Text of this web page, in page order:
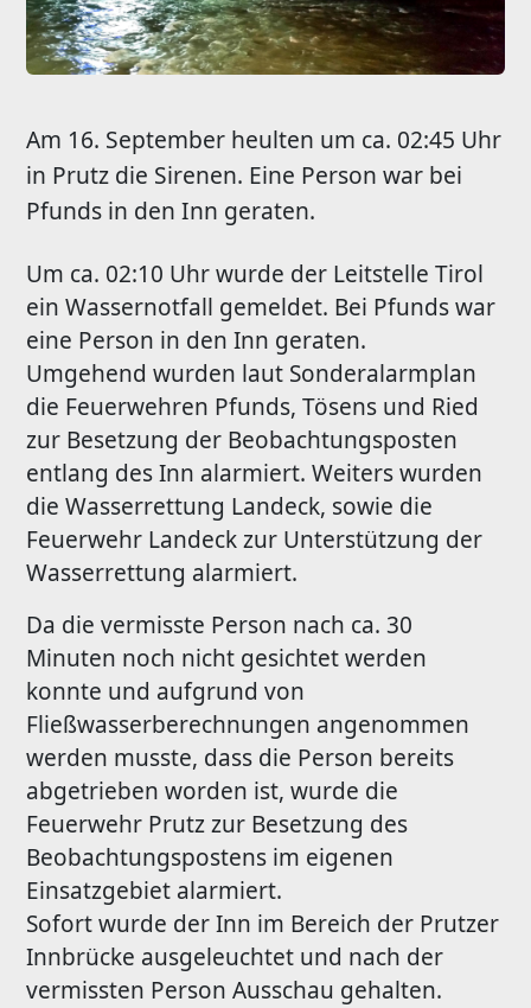
Am 16. September heulten um ca. 02:45 Uhr
in Prutz die Sirenen. Eine Person war bei
Pfunds in den Inn geraten.
Um ca. 02:10 Uhr wurde der Leitstelle Tirol
ein Wassernotfall gemeldet. Bei Pfunds war
eine Person in den Inn geraten.
Umgehend wurden laut Sonderalarmplan
die Feuerwehren Pfunds, Tösens und Ried
zur Besetzung der Beobachtungsposten
entlang des Inn alarmiert. Weiters wurden
die Wasserrettung Landeck, sowie die
Feuerwehr Landeck zur Unterstützung der
Wasserrettung alarmiert.
Da die vermisste Person nach ca. 30
Minuten noch nicht gesichtet werden
konnte und aufgrund von
Fließwasserberechnungen angenommen
werden musste, dass die Person bereits
abgetrieben worden ist, wurde die
Feuerwehr Prutz zur Besetzung des
Beobachtungspostens im eigenen
Einsatzgebiet alarmiert.
Sofort wurde der Inn im Bereich der Prutzer
Innbrücke ausgeleuchtet und nach der
vermissten Person Ausschau gehalten.